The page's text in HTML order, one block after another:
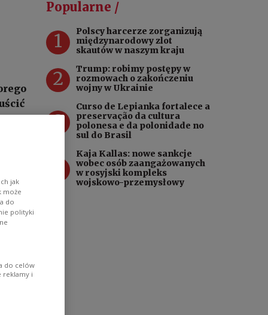
РУССКИЙ
УКРАЇНСЬКА
Popularne /
1
Polscy harcerze zorganizują
międzynarodowy zlot
skautów w naszym kraju
2
Trump: robimy postępy w
rozmowach o zakończeniu
wojny w Ukrainie
3
Curso de Lepianka fortalece a
preservação da cultura
polonesa e da polonidade no
sul do Brasil
Kaja Kallas: nowe sankcje
wobec osób zaangażowanych
w rosyjski kompleks
wojskowo-przemysłowy
jak
może
do
polityki
do celów
reklamy i